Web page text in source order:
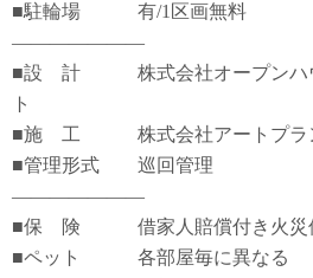
■駐輪場 有/1区画無料
―――――――
■設 計 株式会社オープンハウ
ト
■施 工 株式会社アートプラ
■管理形式 巡回管理
―――――――
■保 険 借家人賠償付き火災
■ペット 各部屋毎に異なる